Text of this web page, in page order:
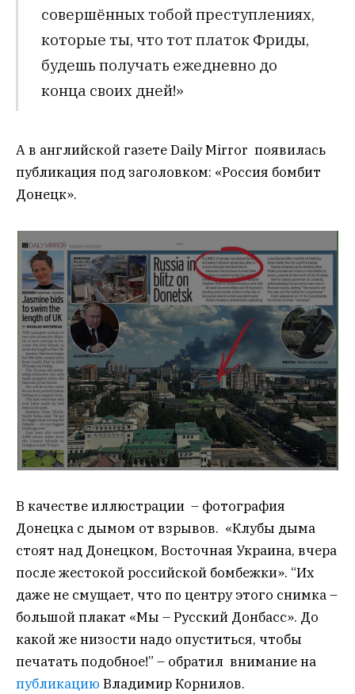
совершённых тобой преступлениях,
которые ты, что тот платок Фриды,
будешь получать ежедневно до
конца своих дней!»
А в английской газете Daily Mirror появилась
публикация под заголовком: «Россия бомбит
Донецк».
В качестве иллюстрации – фотография
Донецка с дымом от взрывов. «Клубы дыма
стоят над Донецком, Восточная Украина, вчера
после жестокой российской бомбежки». “Их
даже не смущает, что по центру этого снимка –
большой плакат «Мы – Русский Донбасс». До
какой же низости надо опуститься, чтобы
печатать подобное!” – обратил внимание на
публикацию Владимир Корнилов.